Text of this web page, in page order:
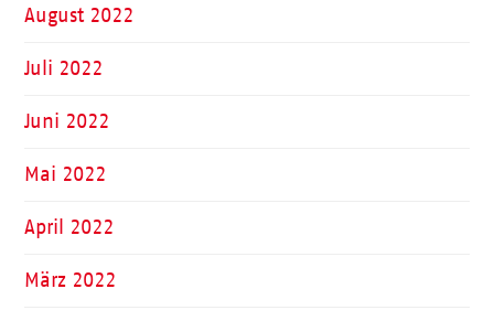
August 2022
Juli 2022
Juni 2022
Mai 2022
April 2022
März 2022